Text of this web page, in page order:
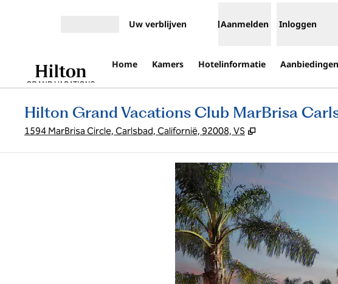
Uw verblijven Aanmelden Inloggen
Home Kamers Hotelinformatie Aanbiedingen
Hilton Grand Vacations Club MarBrisa
1594 MarBrisa Circle, Carlsbad, Californië, 92008, VS ,